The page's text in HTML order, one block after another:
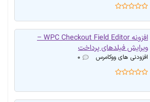
افزونه WPC Checkout Field Editor –
ویرایش فیلدهای پرداخت
افزودنی های ووکامرس ۰